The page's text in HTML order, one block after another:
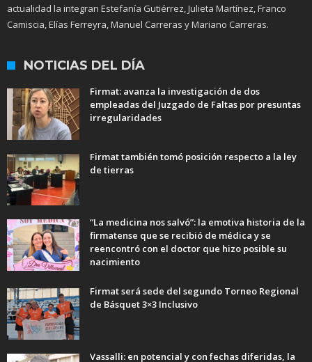
actualidad la integran Estefanía Gutiérrez, Julieta Martínez, Franco
Camiscia, Elías Ferreyra, Manuel Carreras y Mariano Carreras.
NOTICIAS DEL DÍA
Firmat: avanza la investigación de dos
empleadas del Juzgado de Faltas por presuntas
irregularidades
Firmat también tomó posición respecto a la ley
de tierras
“La medicina nos salvó”: la emotiva historia de la
firmatense que se recibió de médica y se
reencontró con el doctor que hizo posible su
nacimiento
Firmat será sede del segundo Torneo Regional
de Básquet 3×3 Inclusivo
Vassalli: en potencial y con fechas diferidas, la